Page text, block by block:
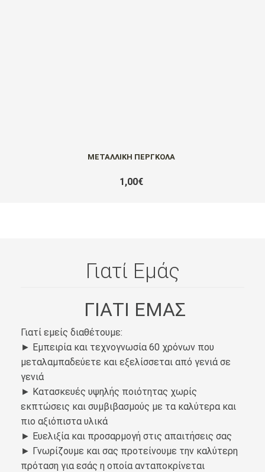
ΜΕΤΑΛΛΙΚΗ ΠΕΡΓΚΟΛΑ
1,00€
Γιατί Εμάς
ΓΙΑΤΙ ΕΜΑΣ
Γιατί εμείς διαθέτουμε:
► Εμπειρία και τεχνογνωσία 60 χρόνων που
μεταλαμπαδεύετε και εξελίσσεται από γενιά σε
γενιά
► Κατασκευές υψηλής ποιότητας χωρίς
εκπτώσεις και συμβιβασμούς με τα καλύτερα και
πιο αξιόπιστα υλικά
► Ευελιξία και προσαρμογή στις απαιτήσεις σας
► Γνωρίζουμε και σας προτείνουμε την καλύτερη
πρόταση για εσάς η οποία ανταποκρίνεται